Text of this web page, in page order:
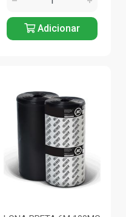
Adicionar